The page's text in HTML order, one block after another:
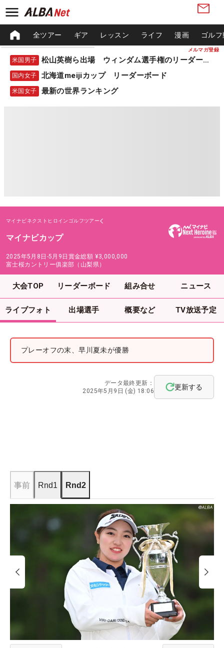
メルマガ登録
全ツアー ギア レッスン ライフ 漫画 ゴル
米国男子 松山英樹ら出場 ウィンダム選手権のリーダーボード
国内女子 北海道meijiカップ リーダーボード
米国女子 最新の世界ランキング
マイナビネクストヒロインゴルフツアー
マイナビカップ
2025年5月8日-5月9日 賞金総額 ¥3,000,000
富士桜カントリー俱楽部（山梨県）
大会TOP リーダーボード 組み合せ ニュース
ライブフォト 出場選手 概要など TV放送予定
プレーオフの末、早川夏未が優勝
データ最終更新：
2025年5月9日 (金) 18:06
更新する
事前 Rnd1 Rnd2